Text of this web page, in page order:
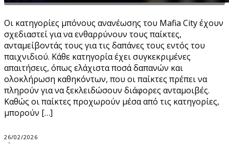
Οι κατηγορίες μπόνους ανανέωσης του Mafia City έχουν
σχεδιαστεί για να ενθαρρύνουν τους παίκτες,
ανταμείβοντάς τους για τις δαπάνες τους εντός του
παιχνιδιού. Κάθε κατηγορία έχει συγκεκριμένες
απαιτήσεις, όπως ελάχιστα ποσά δαπανών και
ολοκλήρωση καθηκόντων, που οι παίκτες πρέπει να
πληρούν για να ξεκλειδώσουν διάφορες ανταμοιβές.
Καθώς οι παίκτες προχωρούν μέσα από τις κατηγορίες,
μπορούν […]
26/02/2026